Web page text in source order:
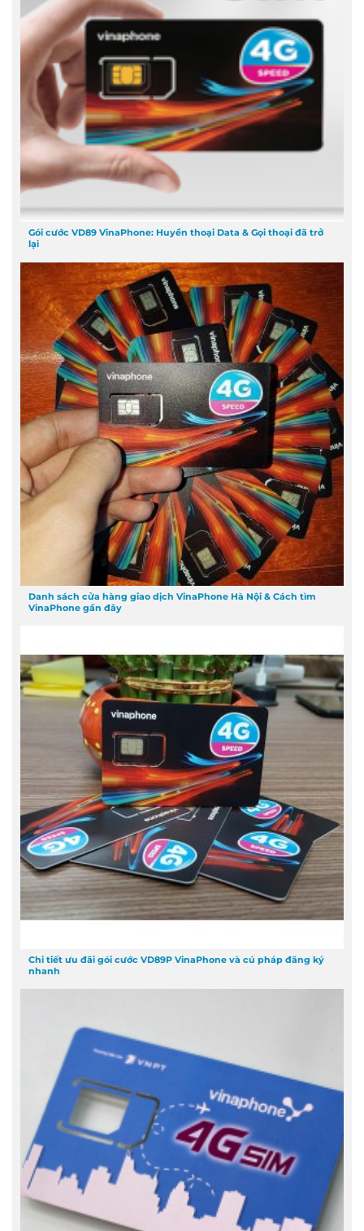
Gói cước VD89 VinaPhone: Huyền thoại Data & Gọi thoại đã trở
lại
Danh sách cửa hàng giao dịch VinaPhone Hà Nội & Cách tìm
VinaPhone gần đây
Chi tiết ưu đãi gói cước VD89P VinaPhone và cú pháp đăng ký
nhanh